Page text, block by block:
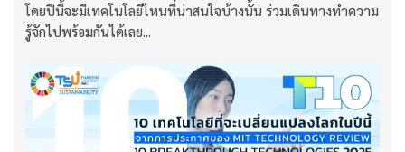
โดยปีนี้จะมีเทคโนโลยีไหนที่น่าสนใจบ้างนั้น ร่วมเดินทางทำความ
รู้จักไปพร้อมกันได้เลย...